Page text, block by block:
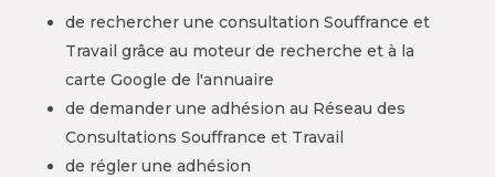
de rechercher une consultation Souffrance et
Travail grâce au moteur de recherche et à la
carte Google de l'annuaire
de demander une adhésion au Réseau des
Consultations Souffrance et Travail
de régler une adhésion